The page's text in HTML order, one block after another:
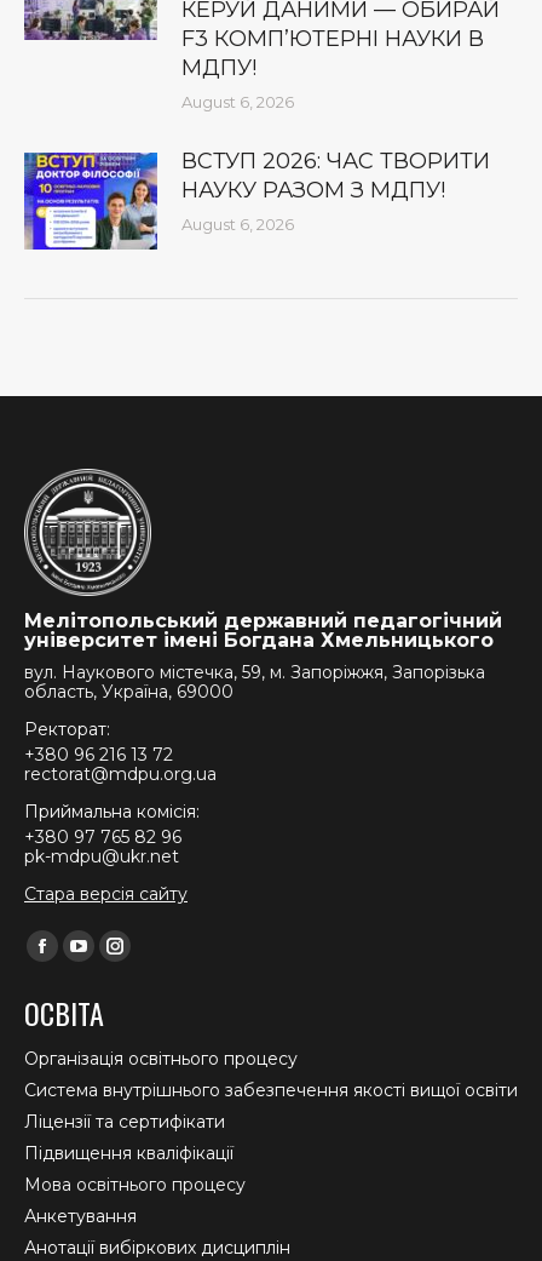
КЕРУЙ ДАНИМИ — ОБИРАЙ
F3 КОМП’ЮТЕРНІ НАУКИ В
МДПУ!
August 6, 2026
ВСТУП 2026: ЧАС ТВОРИТИ
НАУКУ РАЗОМ З МДПУ!
August 6, 2026
Мелітопольський державний педагогічний
університет імені Богдана Хмельницького
вул. Наукового містечка, 59, м. Запоріжжя, Запорізька
область, Україна, 69000
Ректорат:
+380 96 216 13 72
rectorat@mdpu.org.ua
Приймальна комісія:
+380 97 765 82 96
pk-mdpu@ukr.net
Стара версія сайту
Find us on:
Facebook
opens
in
new
window
YouTube
opens
in
new
window
Instagram
in
new
window
ОСВІТА
Організація освітнього процесу
Система внутрішнього забезпечення якості вищої освіти
Ліцензії та сертифікати
Підвищення кваліфікації
Мова освітнього процесу
Анкетування
Анотації вибіркових дисциплін